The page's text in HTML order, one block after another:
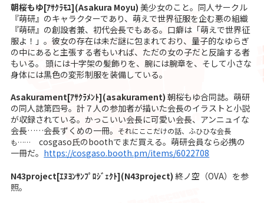
朝桜もゆ[ｱｻｸﾗﾓﾕ](Asakura Moyu)美少女のこと。同人サークル
『萌研』のキャラクターであり、萌えで世界征服を企む悪の組織
『萌研』の創設者兼、初代会長でもある。口癖は「萌えで世界征
服よ！」。彼女の存在は未だ謎に包まれており、量子的なゆらぎ
の中にあると主張する者もいれば、ただの女の子だと反論する者
もいる。 頭には十字架の髪飾りを、腕には腕章を、そして小さな
身体には黒色の変形制服を装備している。
Asakurament[ｱｻｸﾗﾒﾝﾄ](asakurament) 朝桜もゆ合同誌。萌研
の同人誌第四号。計７人の参加者が描いた会長のイラストと小説
が収録されている。かっこいい会長に可愛い会長、アンニュイな
会長……会長ずくめの一冊。 それにここだけの話、ふひひな会長
も……
cosgaso氏のboothでまだ買える。萌研会員なら必携の
一冊だ。 https://cosgaso.booth.pm/items/6022708
N43project[ｴﾇﾖﾝｻﾝﾌﾟﾛｼﾞｪｸﾄ](N43project) 終ノ空（OVA）を参
照。